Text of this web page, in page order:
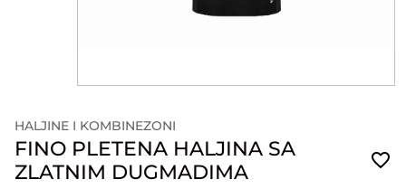
HALJINE I KOMBINEZONI
FINO PLETENA HALJINA SA
ZLATNIM DUGMADIMA